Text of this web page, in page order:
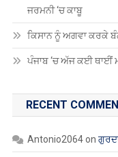
ਜਰਮਨੀ ‘ਚ ਕਾਬੂ
ਕਿਸਾਨ ਨੂੰ ਅਗਵਾ ਕਰਕੇ
ਪੰਜਾਬ ‘ਚ ਅੱਜ ਕਈ ਥਾਈਂ
RECENT
Antonio2064on